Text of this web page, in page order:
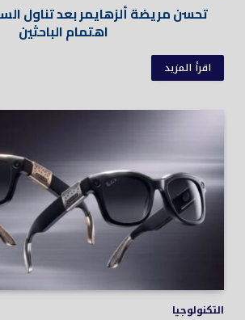
تحسن مريضة ألزهايمر بعد تناول
اهتمام الباحثين
اقرأ المزيد
التكنولوجيا